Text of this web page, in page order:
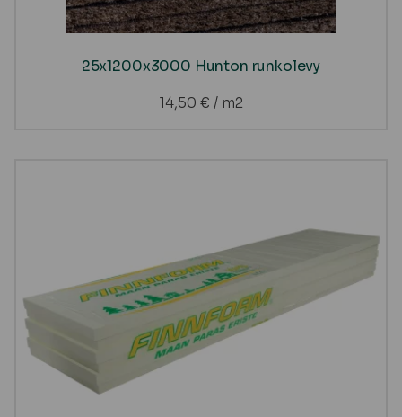
25x1200x3000 Hunton runkolevy
14,50 € / m2